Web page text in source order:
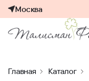
Москва
Главная Каталог